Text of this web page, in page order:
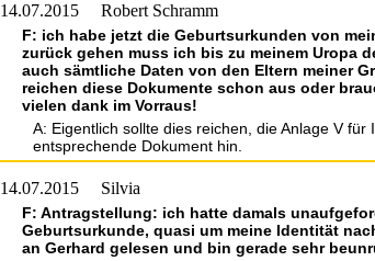
14.07.2015 Robert Schramm
F: ich habe jetzt die Geburtsurkunden von
zurück gehen muss ich bis zu meinem Uropa
auch sämtliche Daten von den Eltern meiner
reichen diese Dokumente schon aus oder
vielen dank im Vorraus!
A: Eigentlich sollte dies reichen, die Anlage V
entsprechende Dokument hin.
14.07.2015 Silvia
F: Antragstellung: ich hatte damals
Geburtsurkunde, quasi um meine Identität
an Gerhard gelesen und bin gerade sehr